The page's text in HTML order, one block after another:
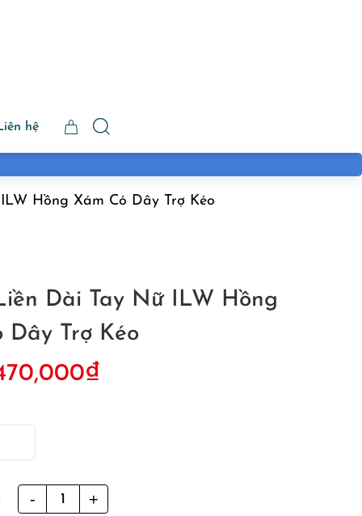
hệ
Hồng Xám Có Dây Trợ Kéo
Dài Tay Nữ ILW Hồng
Dây Trợ Kéo
₫
Bơi